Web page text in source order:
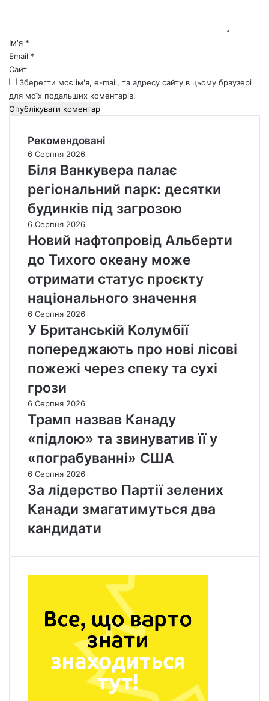
*Ім'я *
Email *
Сайт
Зберегти моє ім'я, e-mail, та адресу сайту в цьому браузері
для моїх подальших коментарів.
Рекомендовані
6 Серпня 2026
Біля Ванкувера палає
регіональний парк: десятки
будинків під загрозою
6 Серпня 2026
Новий нафтопровід Альберти
до Тихого океану може
отримати статус проєкту
національного значення
6 Серпня 2026
У Британській Колумбії
попереджають про нові лісові
пожежі через спеку та сухі
грози
6 Серпня 2026
Трамп назвав Канаду
«підлою» та звинуватив її у
«пограбуванні» США
6 Серпня 2026
За лідерство Партії зелених
Канади змагатимуться два
кандидати